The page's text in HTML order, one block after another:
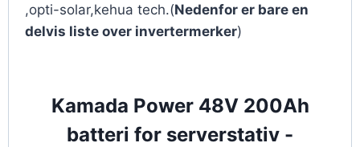
,opti-solar,kehua tech.(Nedenfor er bare en
delvis liste over invertermerker)
Kamada Power 48V 200Ah
batteri for serverstativ -